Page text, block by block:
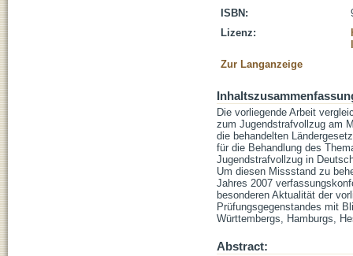
ISBN:
Lizenz:
Zur Langanzeige
Die vorliegende Arbeit
zum Jugendstrafvollzug am
die behandelten
für die Behandlung des
Jugendstrafvollzug in
Um diesen Missstand zu
Jahres 2007
besonderen Aktualität der
Prüfungsgegenstandes mit
Württembergs, Hamburgs,
Abstract: